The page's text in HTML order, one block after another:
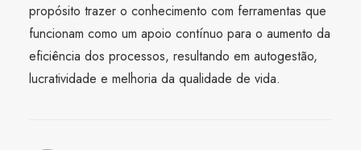
propósito trazer o conhecimento com ferramentas que
funcionam como um apoio contínuo para o aumento da
eficiência dos processos, resultando em autogestão,
lucratividade e melhoria da qualidade de vida.